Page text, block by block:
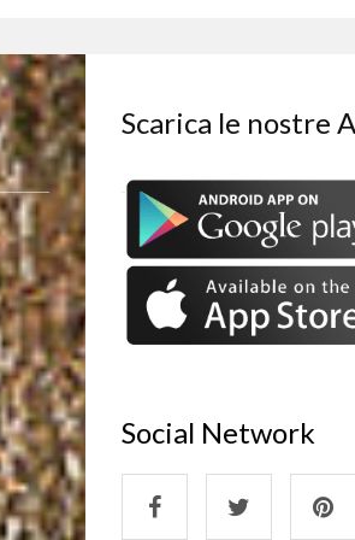
Scarica le nostre
Social Network